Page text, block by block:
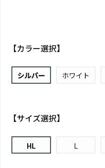
【カラー選択】
シルバー ホワイト
【サイズ選択】
HL L